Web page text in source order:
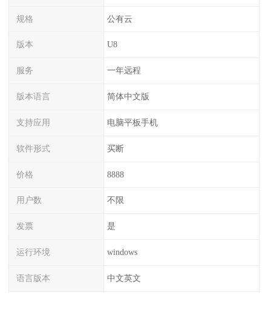
规格 公有云
版本 U8
服务 一年远程
版本语言 简体中文版
支持应用 电脑平板手机
软件形式 买断
价格 8888
用户数 不限
发票 是
运行环境 windows
语言版本 中文英文